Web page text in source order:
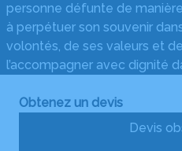
personne défunte de
à perpétuer son souvenir
volontés, de ses valeurs et
l’accompagner avec dignité
Obtenez un devis
Devis